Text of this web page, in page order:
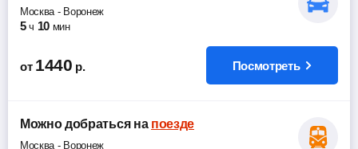
Москва- Воронеж
5 ч 10 мин
от 1440 р. Посмотреть
Можно добратьсяна поезде
Москва- Воронеж